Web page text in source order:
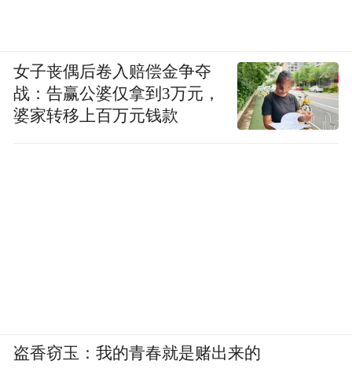
女子丧偶后卷入赔偿金争夺
战：告赢公婆仅拿到3万元，
婆家转移上百万元钱款
盗香窃玉：我的青春就是赌出来的